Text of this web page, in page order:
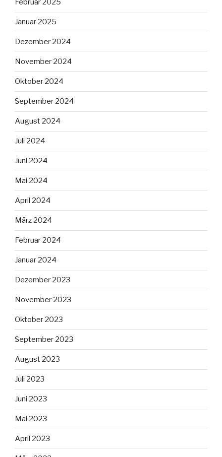
Februar 2025
Januar 2025
Dezember 2024
November 2024
Oktober 2024
September 2024
August 2024
Juli 2024
Juni 2024
Mai 2024
April 2024
März 2024
Februar 2024
Januar 2024
Dezember 2023
November 2023
Oktober 2023
September 2023
August 2023
Juli 2023
Juni 2023
Mai 2023
April 2023